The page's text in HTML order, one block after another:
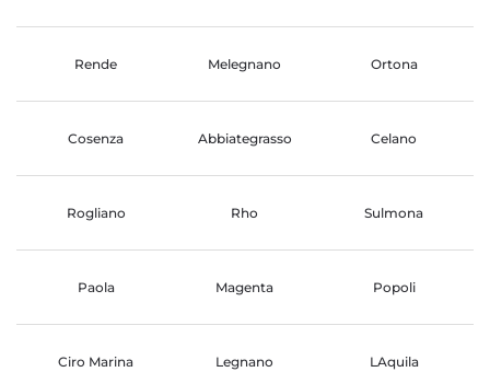
Rende Melegnano Ortona
Cosenza Abbiategrasso Celano
Rogliano Rho Sulmona
Paola Magenta Popoli
Ciro Marina Legnano LAquila